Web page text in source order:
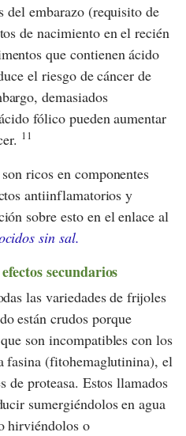
del embarazo (requisito de
de nacimiento en el recién
que contienen ácido
el riesgo de cáncer de
demasiados
fólico pueden aumentar
11
ricos en componentes
antiinflamatorios y
sobre esto en el enlace al
sin sal.
secundarios
las variedades de frijoles
están crudos porque
son incompatibles con los
fasina (fitohemaglutinina), el
proteasa. Estos llamados
sumergiéndolos en agua
hirviéndolos o